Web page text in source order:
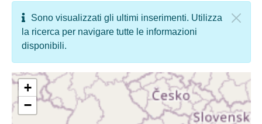
Sono visualizzati gli ultimi inserimenti. Utilizza
la ricerca per navigare tutte le informazioni
disponibili.
+
−